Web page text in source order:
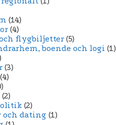
(14)
(4)
flygbiljetter (5)
boende och logi (1)
(3)
(4)
(2)
(2)
och dating (1)